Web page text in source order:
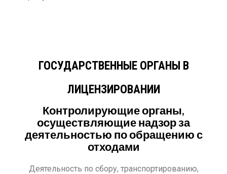
ГОСУДАРСТВЕННЫЕ ОРГАНЫ В
ЛИЦЕНЗИРОВАНИИ
Контролирующие органы,
осуществляющие надзор за
деятельностью по обращению с
отходами
Деятельность по сбору, транспортированию,